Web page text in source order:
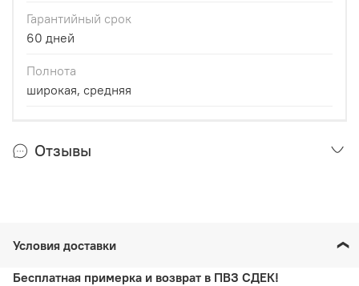
Гарантийный срок
60 дней
Полнота
широкая, средняя
Отзывы
Условия доставки
Бесплатная примерка и возврат в ПВЗ СДЕК!